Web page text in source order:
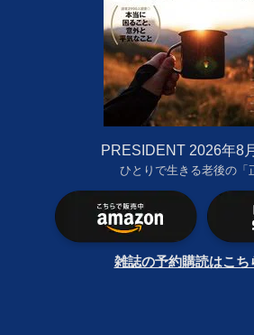
PRESIDENT 2026年8
ひとりで生きる老後の「
雑誌の予約購読はこち